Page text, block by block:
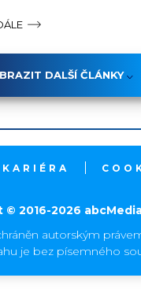
DALŠÍ ČLÁNKY
KARIÉRA
© 2016-2026
autorským
je bez písemného